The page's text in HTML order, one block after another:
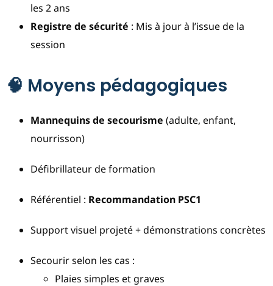
les 2 ans
Registre de sécurité : Mis à jour à l’issue de la
session
🧠 Moyens pédagogiques
Mannequins de secourisme (adulte, enfant,
nourrisson)
Défibrillateur de formation
Référentiel : Recommandation PSC1
Support visuel projeté + démonstrations concrètes
Secourir selon les cas :
Plaies simples et graves